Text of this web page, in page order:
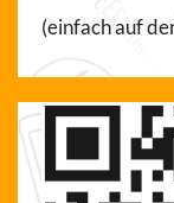
(einfach auf